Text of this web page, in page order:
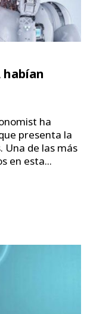
habían
ha
presenta la
de las más
en esta...